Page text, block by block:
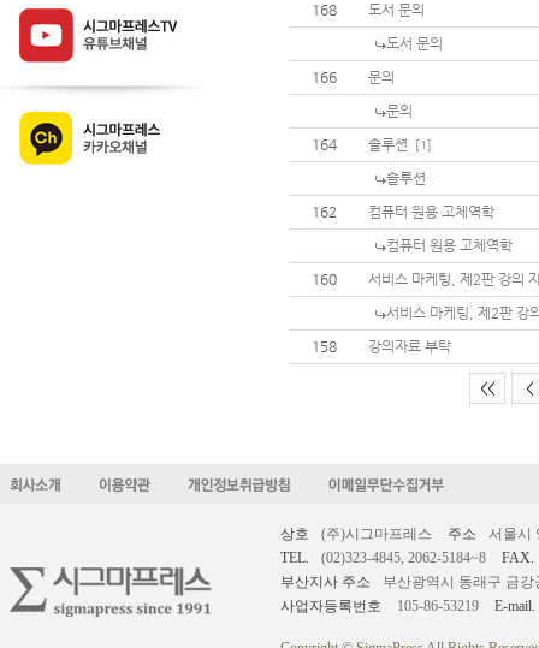
168
도서 문의
도서 문의
166
문의
문의
164
솔루션 [1]
솔루션
162
컴퓨터 원용 고체역학
컴퓨터 원용 고체역학
160
서비스 마케팅, 제2판 강의
서비스 마케팅, 제2판 강
158
강의자료 부탁
<< <
상호 (주)시그마프레스 주소
서울시
TEL.
(02)323-4845, 2062-5184~8
FAX.
부산지사 주소
부산광역시 동래구 금강
사업자등록번호
105-86-53219 E-mail.